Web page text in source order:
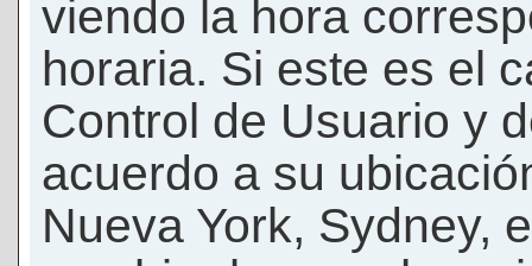
viendo la hora
horaria. Si este es el
Control de Usuario y
acuerdo a su
Nueva York, Sydney,